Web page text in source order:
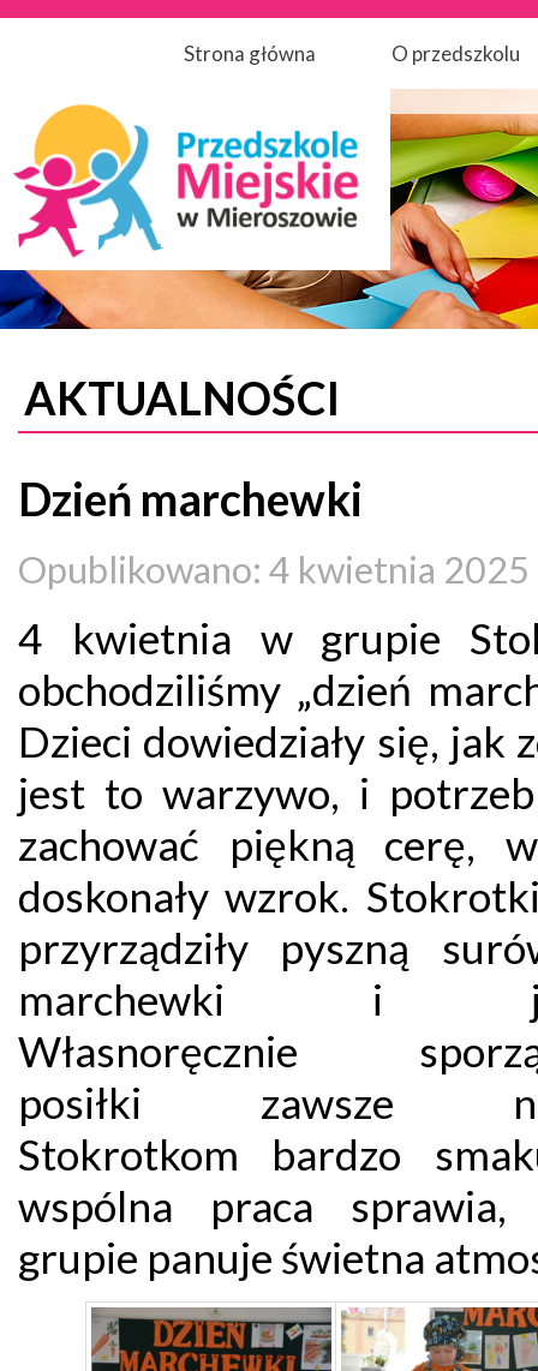
Strona główna O przedszkolu
AKTUALNOŚCI
Dzień marchewki
Opublikowano: 4 kwietnia 2025
4 kwietnia w grupie
obchodziliśmy „dzień
Dzieci dowiedziały się, jak
jest to warzywo, i
zachować piękną cerę,
doskonały wzrok.
przyrządziły pyszną
marchewki i
Własnoręcznie
posiłki zawsze
Stokrotkom bardzo
wspólna praca
grupie panuje świetna